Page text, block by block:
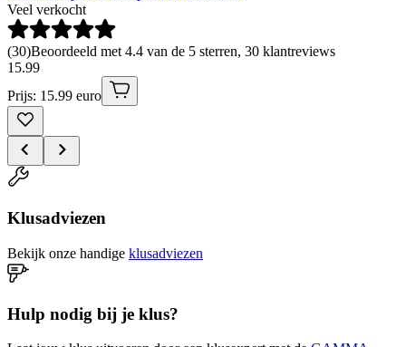
Veel verkocht
(30)Beoordeeld met 4.4 van de 5 sterren, 30 klantreviews
15.99
Prijs: 15.99 euro
Klusadviezen
Bekijk onze handige klusadviezen
Hulp nodig bij je klus?